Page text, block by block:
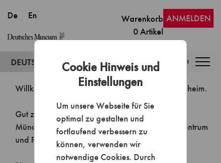
Cookie Hinweis und
Einstellungen
Um unsere Webseite für Sie
optimal zu gestalten und
fortlaufend verbessern zu
können, verwenden wir
notwendige Cookies. Durch
Warenkorb
0Artikel
ANMELDEN